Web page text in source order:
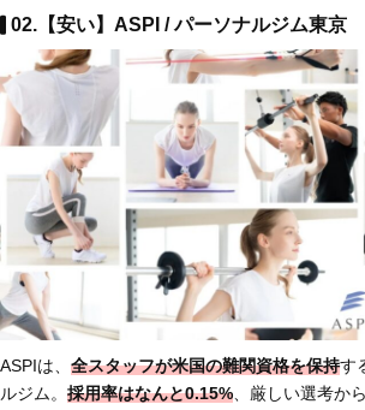
02.【安い】ASPI / パーソナルジム東京
ASPIは、 全スタッフが米国の難関資格を保持す
ルジム。 採用率はなんと0.15% 、厳しい選考か